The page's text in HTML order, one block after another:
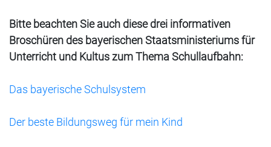
Bitte beachten Sie auch diese drei informativen
Broschüren des bayerischen Staatsministeriums für
Unterricht und Kultus zum Thema Schullaufbahn:
Das bayerische Schulsystem
Der beste Bildungsweg für mein Kind